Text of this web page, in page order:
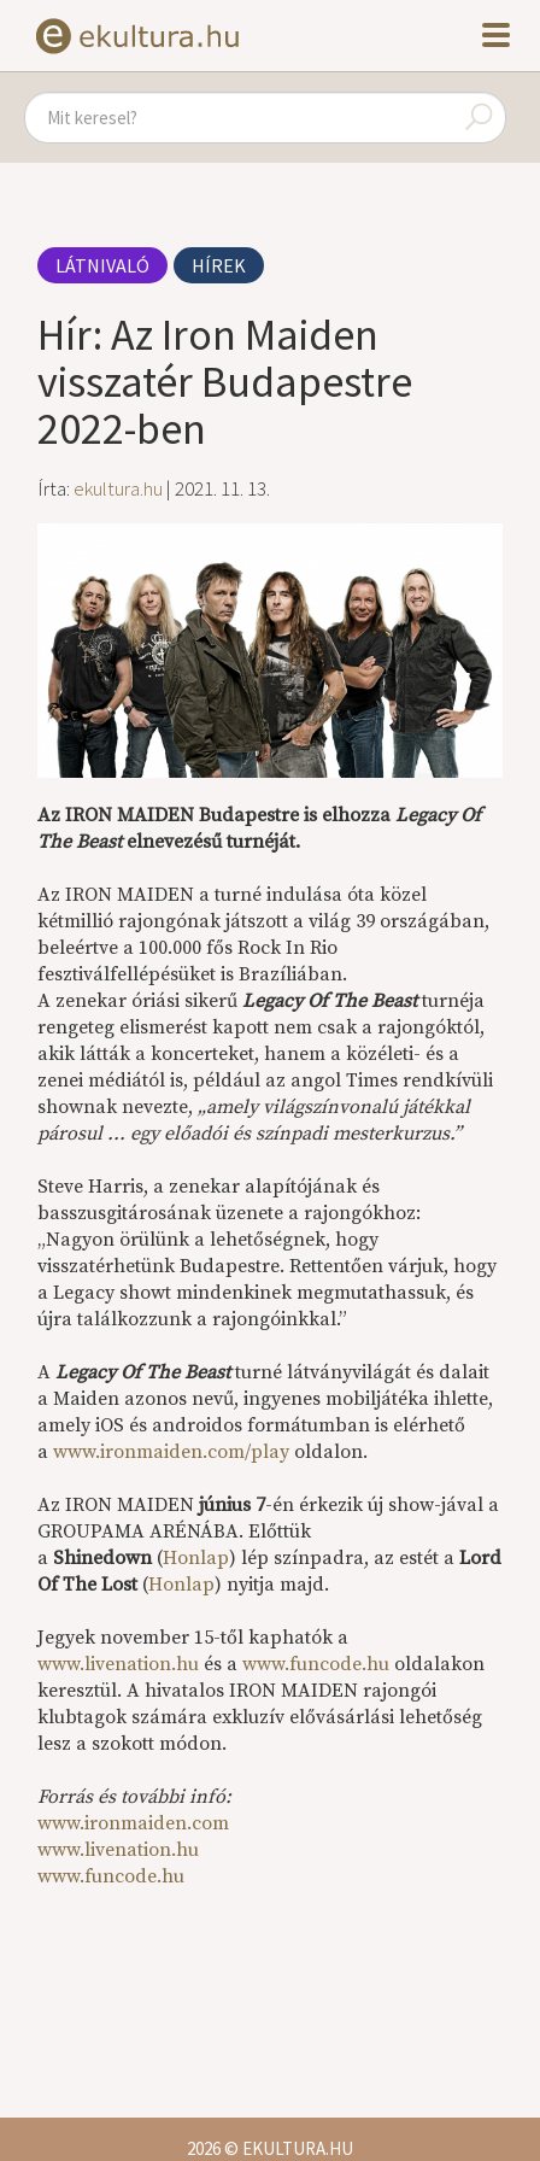
LÁTNIVALÓ HÍREK
Hír: Az Iron Maiden
visszatér Budapestre
2022-ben
Írta: ekultura.hu | 2021. 11. 13.
Az IRON MAIDEN Budapestre is elhozzaLegacy Of
The Beastelnevezésű turnéját.
Az IRON MAIDEN a turné indulása óta közel
kétmillió rajongónak játszott a világ 39 országában,
beleértve a 100.000 fős Rock In Rio
fesztiválfellépésüket is Brazíliában.
A zenekar óriási sikerűLegacy Of The Beastturnéja
rengeteg elismerést kapott nem csak a rajongóktól,
akik látták a koncerteket, hanem a közéleti- és a
zenei médiától is, például az angol Times rendkívüli
shownak nevezte, „amely világszínvonalú játékkal
párosul ... egy előadói és színpadi mesterkurzus.”
Steve Harris, a zenekar alapítójának és
basszusgitárosának üzenete a rajongókhoz:
„Nagyon örülünk a lehetőségnek, hogy
visszatérhetünk Budapestre. Rettentően várjuk, hogy
a Legacy showt mindenkinek megmutathassuk, és
újra találkozzunk a rajongóinkkal.”
ALegacy Of The Beastturné látványvilágát és dalait
a Maiden azonos nevű, ingyenes mobiljátéka ihlette,
amely iOS és androidos formátumban is elérhető
awww.ironmaiden.com/play oldalon.
Az IRON MAIDEN június 7-én érkezik új show-jával a
GROUPAMA ARÉNÁBA. Előttük
a Shinedown(Honlap) lép színpadra, az estét aLord
Of TheLost(Honlap) nyitja majd.
Jegyek november 15-től kaphatók a
www.livenation.hu és awww.funcode.hu oldalakon
keresztül. A hivatalos IRON MAIDEN rajongói
klubtagok számára exkluzív elővásárlási lehetőség
lesz a szokott módon.
Forrás és további infó:
www.ironmaiden.com
www.livenation.hu
www.funcode.hu
2026© EKULTURA.HU